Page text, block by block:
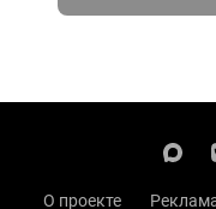
О проекте